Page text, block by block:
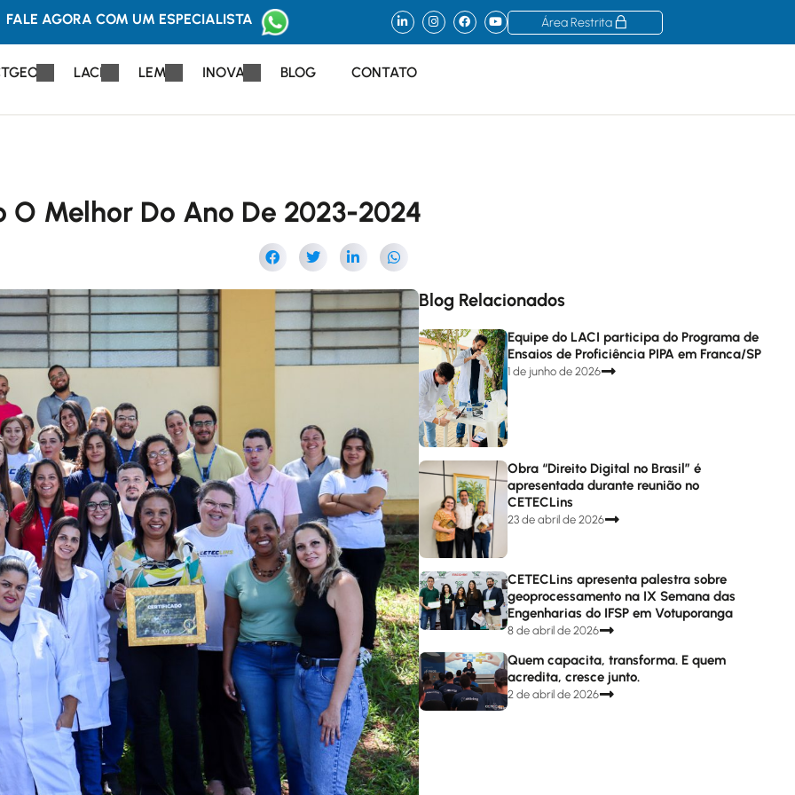
FALE AGORA COM UM ESPECIALISTA Área Restrita
LACI LEM INOVA BLOG CONTATO
Melhor Do Ano De 2023-2024
Blog Relacionados
Equipe do LACI participa do Programa de
Ensaios de Proficiência PIPA em Franca/SP
1 de junho de 2026
Obra “Direito Digital no Brasil” é
apresentada durante reunião no
CETECLins
23 de abril de 2026
CETECLins apresenta palestra sobre
geoprocessamento na IX Semana das
Engenharias do IFSP em Votuporanga
8 de abril de 2026
Quem capacita, transforma. E quem
acredita, cresce junto.
2 de abril de 2026